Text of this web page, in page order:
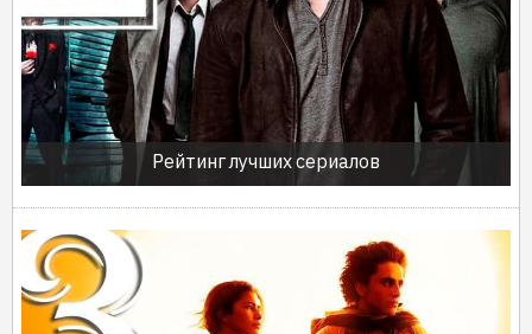
Рейтинг лучших сериалов